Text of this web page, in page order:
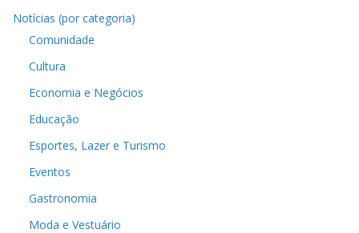
Notícias (por categoria)
Comunidade
Cultura
Economia e Negócios
Educação
Esportes, Lazer e Turismo
Eventos
Gastronomia
Moda e Vestuário